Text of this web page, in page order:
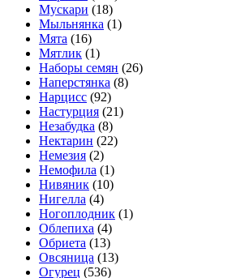
Мускари (18)
Мыльнянка (1)
Мята (16)
Мятлик (1)
Наборы семян (26)
Наперстянка (8)
Нарцисс (92)
Настурция (21)
Незабудка (8)
Нектарин (22)
Немезия (2)
Немофила (1)
Нивяник (10)
Нигелла (4)
Ногоплодник (1)
Облепиха (4)
Обриета (13)
Овсяница (13)
Огурец (536)